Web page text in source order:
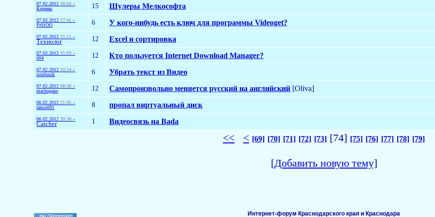
07.02.2012 18:03 »
Карины
15 Шулеры Мелкософта
07.02.2012 17:41 »
Pr01OO
6 У кого-нибудь есть ключ для программы Videoget?
07.02.2012 15:11 »
Технолог 12 Excel и сортировка
07.02.2012 15:03 »
004
12 Кто пользуется Internet Download Manager?
07.02.2012 10:54 »
rombusik
6 Убрать текст из Видео
07.02.2012 08:36 »
machugano
12 Самопроизвольно меняется русский на английский [Oliva]
06.02.2012 21:05 »
ramis001
8 пропал виртуальный диск
06.02.2012 20:30 »
Catcher 1 Видеосвязь на Bada
<< < [69] [70] [71] [72] [73] [74] [75] [76] [77] [78] [79]
[Добавить новую тему]
Интернет-форум Краснодарского края и Краснодара